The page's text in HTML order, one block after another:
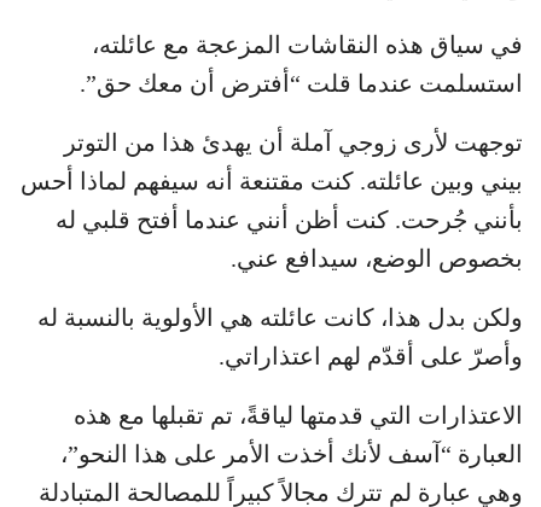
في سياق هذه النقاشات المزعجة مع عائلته،
استسلمت عندما قلت “أفترض أن معك حق”.
توجهت لأرى زوجي آملة أن يهدئ هذا من التوتر
بيني وبين عائلته. كنت مقتنعة أنه سيفهم لماذا أحس
بأنني جُرحت. كنت أظن أنني عندما أفتح قلبي له
بخصوص الوضع، سيدافع عني.
ولكن بدل هذا، كانت عائلته هي الأولوية بالنسبة له
وأصرّ على أقدّم لهم اعتذاراتي.
الاعتذارات التي قدمتها لياقةً، تم تقبلها مع هذه
العبارة “آسف لأنك أخذت الأمر على هذا النحو”،
وهي عبارة لم تترك مجالاً كبيراً للمصالحة المتبادلة